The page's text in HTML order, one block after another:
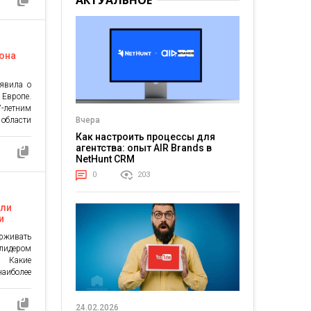
о
летним
всего
Вчера
Как настроить процессы для
агентства: опыт AIR Brands в
NetHunt CRM
0 203
24.02.2026